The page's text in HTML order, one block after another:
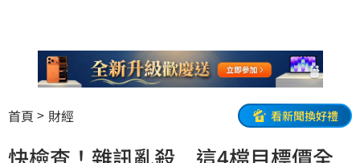
首頁 財經 看新聞換好禮